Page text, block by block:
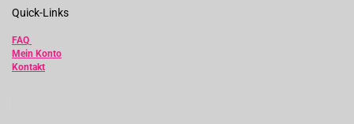
Quick-Links
FAQ
Mein Konto
Kontakt